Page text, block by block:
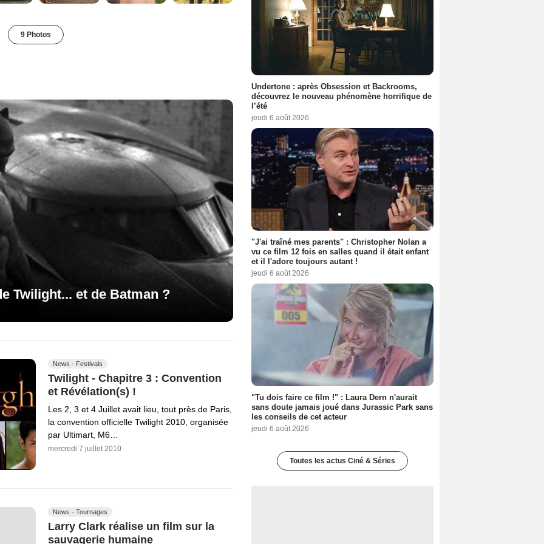
9 Photos
Twilight... et de Batman ?
News - Festivals
Twilight - Chapitre 3 : Convention
et Révélation(s) !
Les 2, 3 et 4 Juillet avait lieu, tout près de Paris,
la convention officielle Twilight 2010, organisée
par Ultimart, M6…
mercredi 7 juillet 2010
News - Tournages
Larry Clark réalise un film sur la
sauvagerie humaine
Undertone : après Obsession et Backrooms,
découvrez le nouveau phénomène horrifique de
l’été
jeudi 6 août 2026
"J'ai traîné mes parents" : Christopher Nolan a
vu ce film 12 fois en salles quand il était enfant
et il l'adore toujours autant !
jeudi 6 août 2026
"Tu dois faire ce film !" : Laura Dern n'aurait
sans doute jamais joué dans Jurassic Park sans
les conseils de cet acteur
jeudi 6 août 2026
Toutes les actus Ciné & Séries